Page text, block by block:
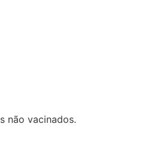
não vacinados.